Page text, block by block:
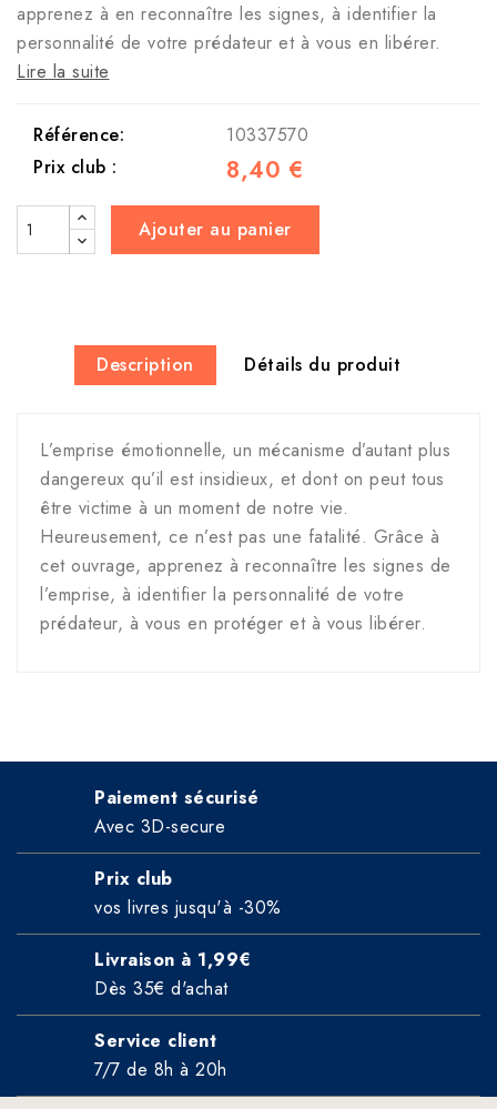
apprenez à en reconnaître les signes, à identifier la
personnalité de votre prédateur et à vous en libérer.
Lire la suite
Référence:
10337570
Prix club :
8,40 €
Ajouter au panier
Description Détails du produit
L’emprise émotionnelle, un mécanisme d’autant plus
dangereux qu’il est insidieux, et dont on peut tous
être victime à un moment de notre vie.
Heureusement, ce n’est pas une fatalité. Grâce à
cet ouvrage, apprenez à reconnaître les signes de
l’emprise, à identifier la personnalité de votre
prédateur, à vous en protéger et à vous libérer.
Paiement sécurisé
Avec 3D-secure
Prix club
vos livres jusqu'à -30%
Livraison à 1,99€
Dès 35€ d'achat
Service client
7/7 de 8h à 20h